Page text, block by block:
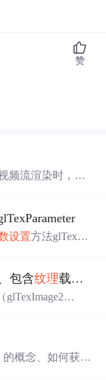
赞
频流渲染时，如
设置方法glTexPar
包含纹理载入、
（glTexImage2
）。深入
升OpenGL绘画
的概念、如何获得